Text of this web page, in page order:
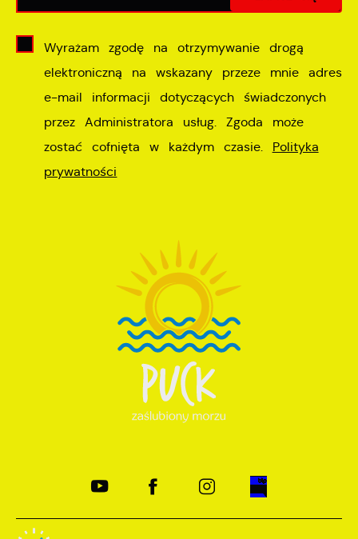
Wyrażam zgodę na otrzymywanie drogą
elektroniczną na wskazany przeze mnie adres
e-mail informacji dotyczących świadczonych
przez Administratora usług. Zgoda może
zostać cofnięta w każdym czasie. Polityka
prywatności